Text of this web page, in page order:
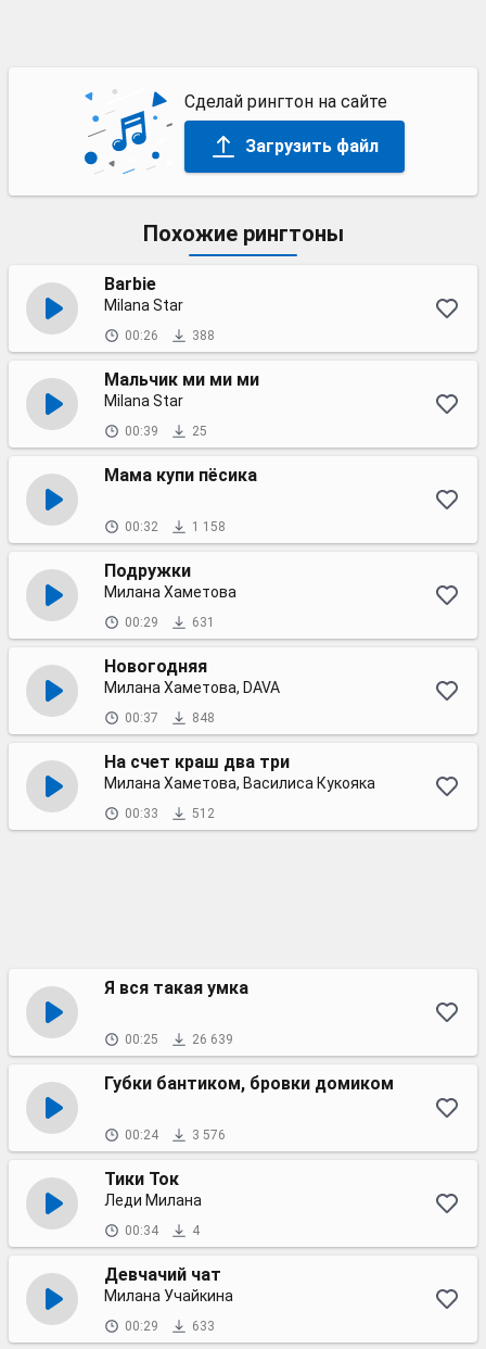
Сделай рингтон на сайте
Загрузить файл
Похожие рингтоны
Barbie
Milana Star
00:26 388
Мальчик ми ми ми
Milana Star
00:39 25
Мама купи пёсика
00:32 1 158
Подружки
Милана Хаметова
00:29 631
Новогодняя
Милана Хаметова, DAVA
00:37 848
На счет краш два три
Милана Хаметова, Василиса Кукояка
00:33 512
Я вся такая умка
00:25 26 639
Губки бантиком, бровки домиком
00:24 3 576
Тики Ток
Леди Милана
00:34 4
Девчачий чат
Милана Учайкина
00:29 633